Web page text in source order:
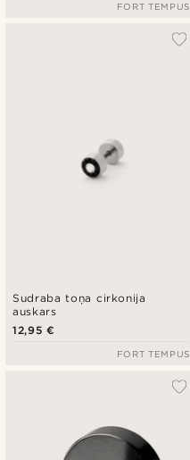
FORT TEMPUS
Sudraba toņa cirkonija
auskars
12,95 €
FORT TEMPUS